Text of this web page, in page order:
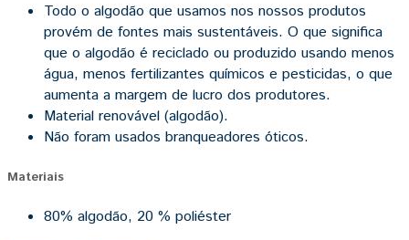
Todo o algodão que usamos nos nossos produtos
provém de fontes mais sustentáveis. O que significa
que o algodão é reciclado ou produzido usando menos
água, menos fertilizantes químicos e pesticidas, o que
aumenta a margem de lucro dos produtores.
Material renovável (algodão).
Não foram usados branqueadores óticos.
Materiais
80% algodão, 20 % poliéster